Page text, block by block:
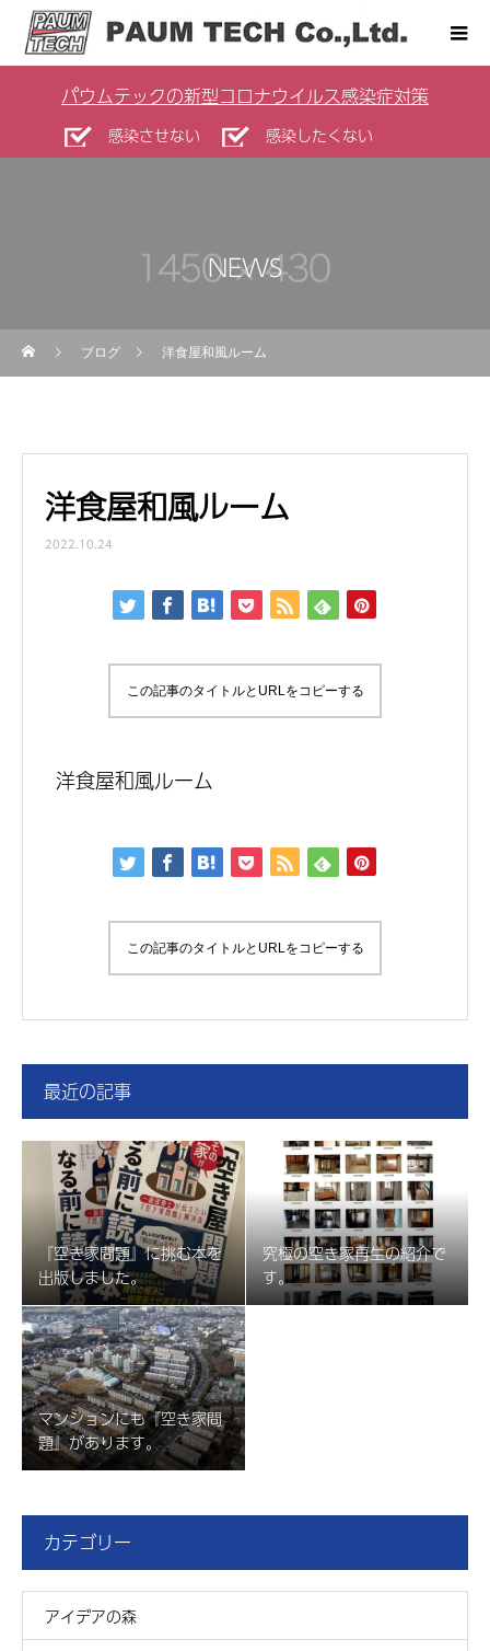
パウムテックの新型コロナウイルス感染症対策
感染させない 感染したくない
NEWS
ブログ 洋食屋和風ルーム
洋食屋和風ルーム
2022.10.24
この記事のタイトルとURLをコピーする
洋食屋和風ルーム
この記事のタイトルとURLをコピーする
最近の記事
『空き家問題』に挑む本を
出版しました。
究極の空き家再生の紹介で
す。
マンションにも『空き家問
題』があります。
カテゴリー
アイデアの森